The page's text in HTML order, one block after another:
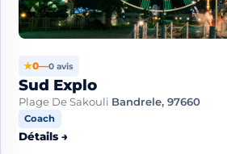
★0—0 avis
Sud Explo
Plage De Sakouli Bandrele, 97660
Coach
Détails →